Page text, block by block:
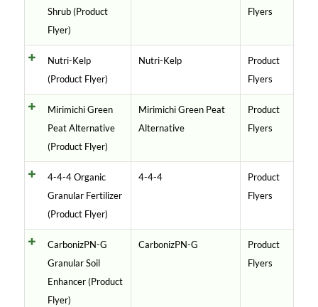
Shrub (Product
Flyer)
Flyers
Nutri-Kelp
(Product Flyer)
Nutri-Kelp
Product
Flyers
Mirimichi Green
Peat Alternative
(Product Flyer)
Mirimichi Green Peat
Alternative
Product
Flyers
4-4-4 Organic
Granular Fertilizer
(Product Flyer)
4-4-4
Product
Flyers
CarbonizPN-G
Granular Soil
Enhancer (Product
Flyer)
CarbonizPN-G
Product
Flyers